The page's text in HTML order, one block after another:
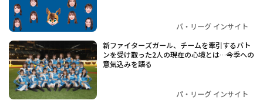
パ・リーグ インサイト
新ファイターズガール、チームを牽引するバト
ンを受け取った2人の現在の心境とは…今季への
意気込みを語る
パ・リーグ インサイト